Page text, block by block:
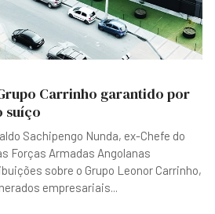
Carrinho garantido por
suíço
Sachipengo Nunda, ex-Chefe do
Forças Armadas Angolanas
sobre o Grupo Leonor Carrinho,
empresariais